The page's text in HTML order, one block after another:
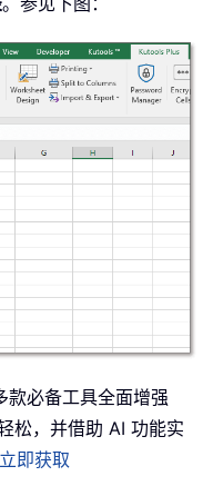
必备工具全面增强
松，并借助 AI 功能实
立即获取